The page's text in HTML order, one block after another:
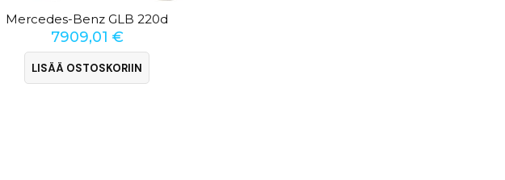
Mercedes-Benz GLB 220d
7909,01 €
LISÄÄ OSTOSKORIIN